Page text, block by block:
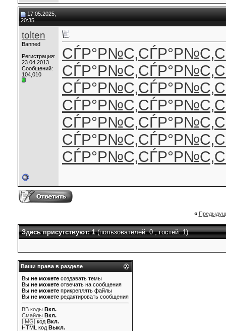
17.05.2025,
20:35
tolten
Banned
Регистрация:
23.04.2013
Сообщений:
104,010
СЃР°Р№С‚СЃР°Р№С‚
СЃР°Р№С‚СЃР°Р№С‚
СЃР°Р№С‚СЃР°Р№С‚
СЃР°Р№С‚СЃР°Р№С‚
СЃР°Р№С‚СЃР°Р№С‚
СЃР°Р№С‚СЃР°Р№С‚
СЃР°Р№С‚СЃР°Р№С‚
«
Здесь присутствуют: 1(пользователей: 0 , гостей: 1)
Ваши права в разделе
Вы не можете создавать темы
Вы не можете отвечать на сообщения
Вы не можете прикреплять файлы
Вы не можете редактировать сообщения
BB коды Вкл.
Смайлы Вкл.
[IMG] код Вкл.
HTML код Выкл.